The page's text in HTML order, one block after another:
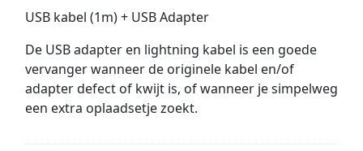
USB kabel (1m) + USB Adapter
De USB adapter en lightning kabel is een goede
vervanger wanneer de originele kabel en/of
adapter defect of kwijt is, of wanneer je simpelweg
een extra oplaadsetje zoekt.